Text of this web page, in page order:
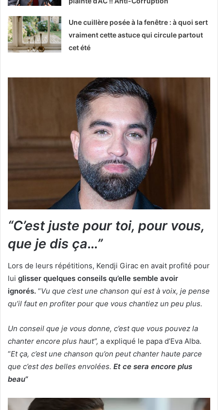
Une cuillère posée à la fenêtre : à quoi sert
vraiment cette astuce qui circule partout
cet été
“C’est juste pour toi, pour vous,
que je dis ça…”
Lors de leurs répétitions, Kendji Girac en avait profité pour
lui glisser quelques conseils qu’elle semble avoir
ignorés. “Vu que c’est une chanson qui est à voix, je pense
qu’il faut en profiter pour que vous chantiez un peu plus.
Un conseil que je vous donne, c’est que vous pouvez la
chanter encore plus haut”, a expliqué le papa d’Eva Alba.
“Et ça, c’est une chanson qu’on peut chanter haute parce
que c’est des belles envolées. Et ce sera encore plus
beau“